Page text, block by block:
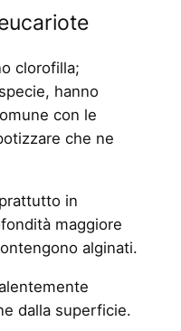
clorofilla;
hanno
con le
che ne
in
maggiore
alginati.
dalla superficie.